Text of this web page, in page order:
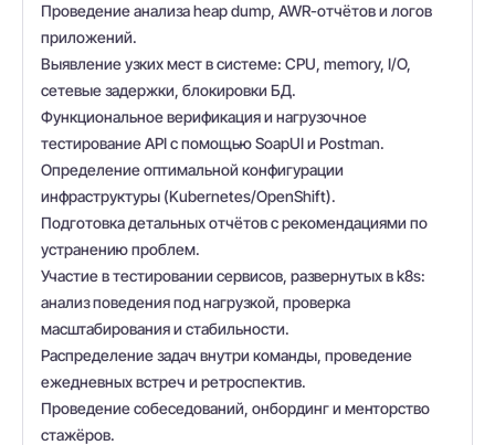
Проведение анализа heap dump, AWR-отчётов и логов
приложений.
Выявление узких мест в системе: CPU, memory, I/O,
сетевые задержки, блокировки БД.
Функциональное верификация и нагрузочное
тестирование API с помощью SoapUI и Postman.
Определение оптимальной конфигурации
инфраструктуры (Kubernetes/OpenShift).
Подготовка детальных отчётов с рекомендациями по
устранению проблем.
Участие в тестировании сервисов, развернутых в k8s:
анализ поведения под нагрузкой, проверка
масштабирования и стабильности.
Распределение задач внутри команды, проведение
ежедневных встреч и ретроспектив.
Проведение собеседований, онбординг и менторство
стажёров.